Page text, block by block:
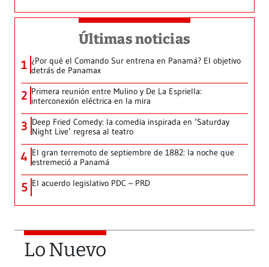
Últimas noticias
1 ¿Por qué el Comando Sur entrena en Panamá? El objetivo
detrás de Panamax
2 Primera reunión entre Mulino y De La Espriella:
interconexión eléctrica en la mira
3 Deep Fried Comedy: la comedia inspirada en ‘Saturday
Night Live’ regresa al teatro
4 El gran terremoto de septiembre de 1882: la noche que
estremeció a Panamá
5 El acuerdo legislativo PDC – PRD
Lo Nuevo